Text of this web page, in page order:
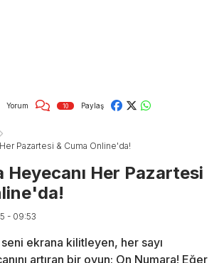
Yorum 10 Paylaş
Pazartesi & Cuma Online'da!
Heyecanı Her Pazartesi
- 09:53
seni ekrana kilitleyen, her sayı
artıran bir oyun: On Numara! Eğer